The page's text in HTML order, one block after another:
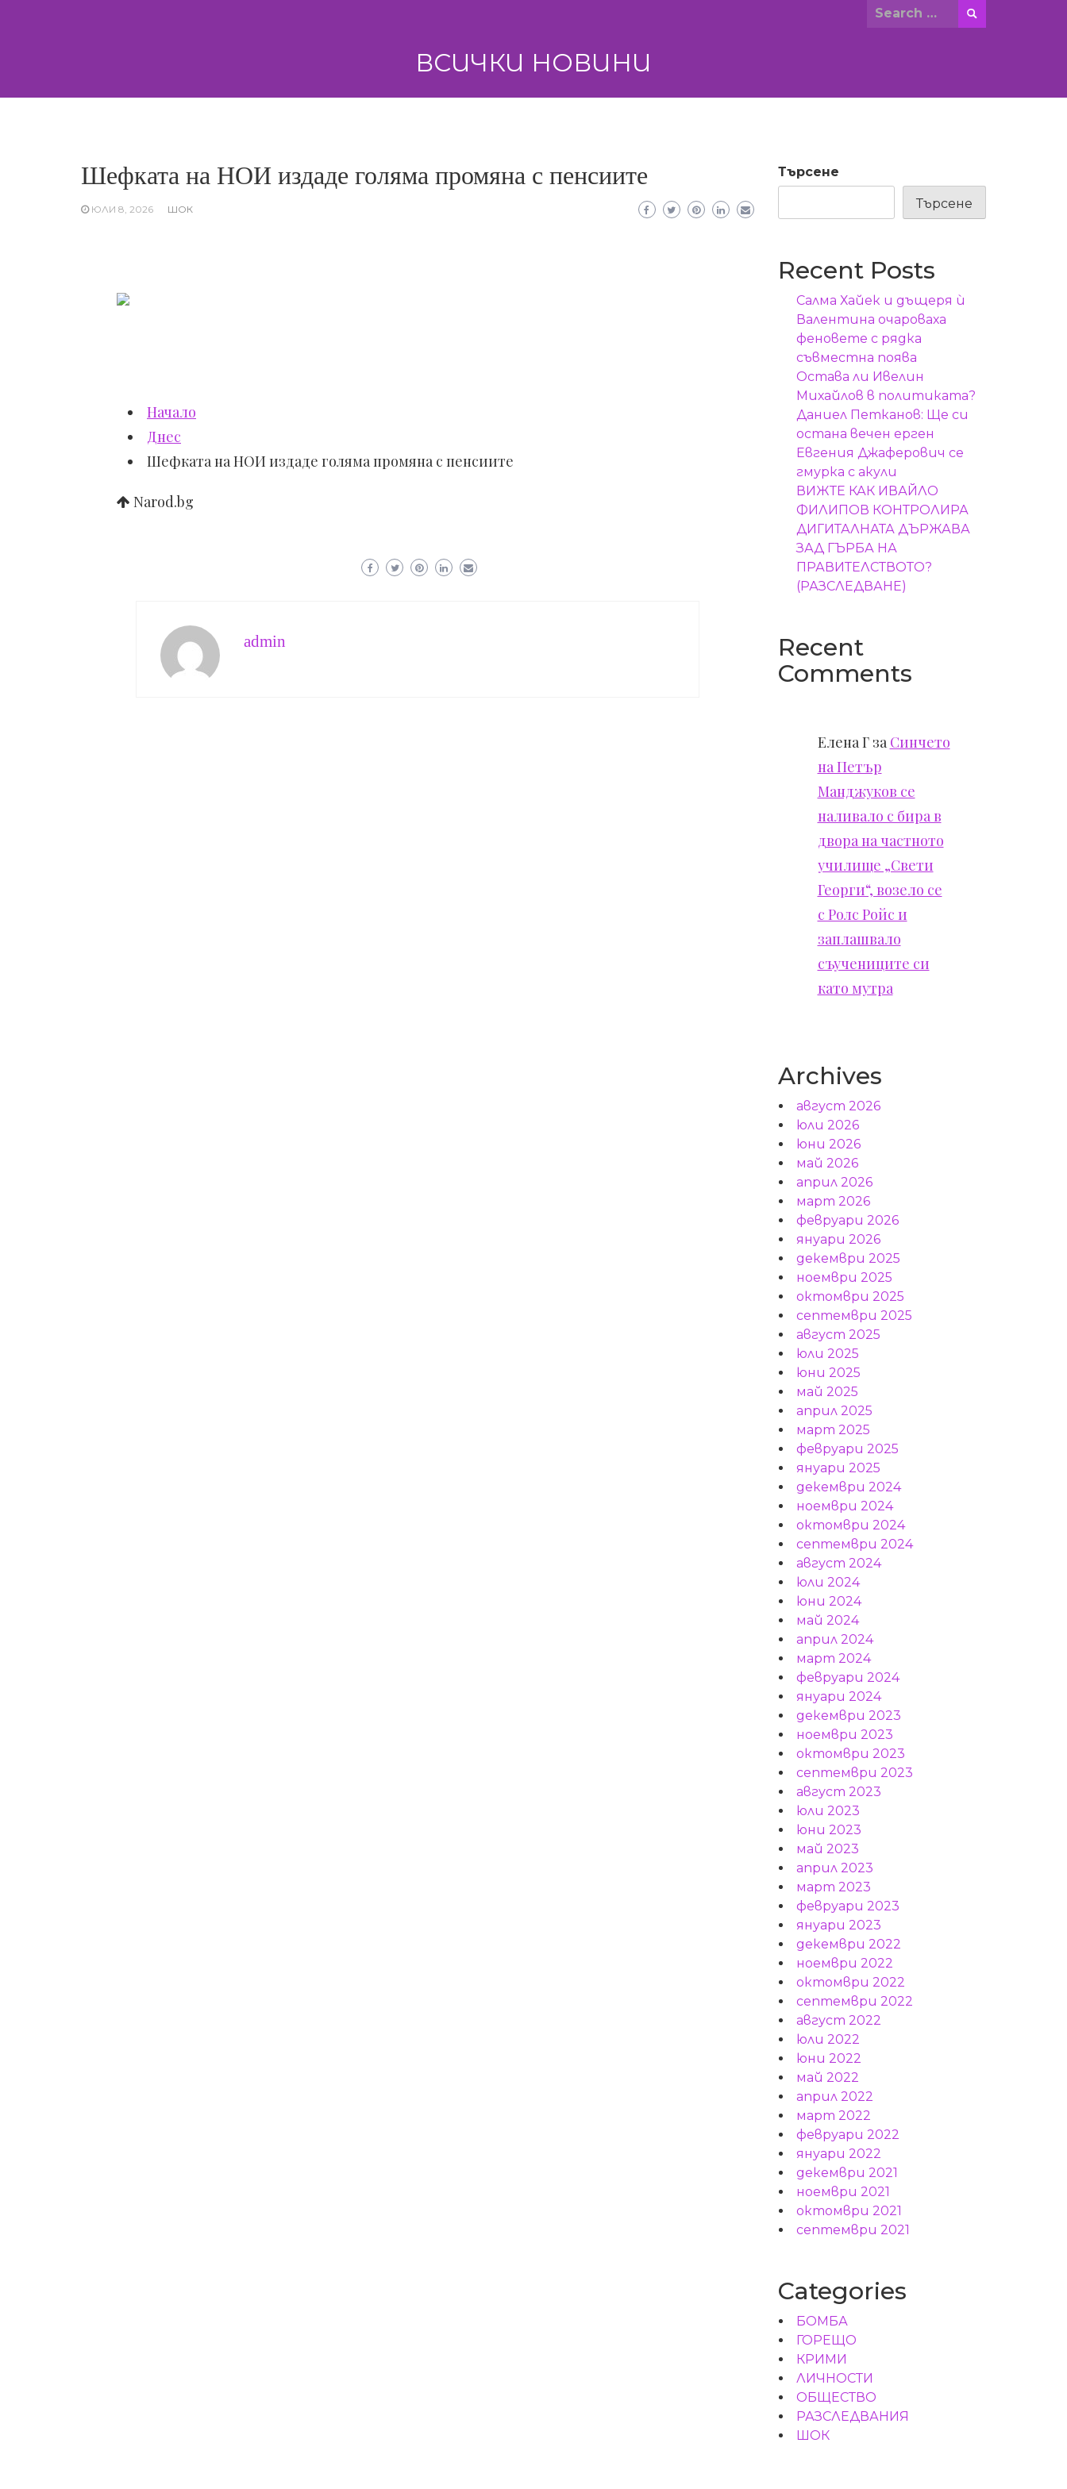
Search
ВСИЧКИ НОВИНИ
Шефката на НОИ издаде голяма промяна с пенсиите
ЮЛИ 8, 2026 ШОК
Начало
Днес
Шефката на НОИ издаде голяма промяна с пенсиите
Narod.bg
admin
Търсене
Търсене
Recent Posts
Салма Хайек и дъщеря ѝ
Валентина очароваха
феновете с рядка
съвместна поява
Остава ли Ивелин
Михайлов в политиката?
Даниел Петканов: Ще си
остана вечен ерген
Евгения Джаферович се
гмурка с акули
ВИЖТЕ КАК ИВАЙЛО
ФИЛИПОВ КОНТРОЛИРА
ДИГИТАЛНАТА ДЪРЖАВА
ЗАД ГЪРБА НА
ПРАВИТЕЛСТВОТО?
(РАЗСЛЕДВАНЕ)
Recent
Comments
Елена Гза Синчето
на Петър
Манджуков се
наливало с бира в
двора на частното
училище „Свети
Георги“, возело се
с Ролс Ройс и
заплашвало
съучениците си
като мутра
Archives
август 2026
юли 2026
юни 2026
май 2026
април 2026
март 2026
февруари 2026
януари 2026
декември 2025
ноември 2025
октомври 2025
септември 2025
август 2025
юли 2025
юни 2025
май 2025
април 2025
март 2025
февруари 2025
януари 2025
декември 2024
ноември 2024
октомври 2024
септември 2024
август 2024
юли 2024
юни 2024
май 2024
април 2024
март 2024
февруари 2024
януари 2024
декември 2023
ноември 2023
октомври 2023
септември 2023
август 2023
юли 2023
юни 2023
май 2023
април 2023
март 2023
февруари 2023
януари 2023
декември 2022
ноември 2022
октомври 2022
септември 2022
август 2022
юли 2022
юни 2022
май 2022
април 2022
март 2022
февруари 2022
януари 2022
декември 2021
ноември 2021
октомври 2021
септември 2021
Categories
БОМБА
ГОРЕЩО
КРИМИ
ЛИЧНОСТИ
ОБЩЕСТВО
РАЗСЛЕДВАНИЯ
ШОК